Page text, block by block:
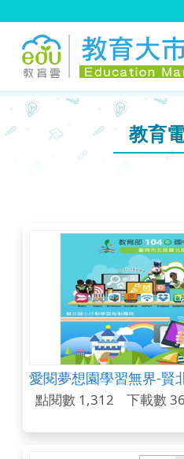
::: 教育
愛閱夢想園學習無界-賢
點閱數 1,312 下載數 36